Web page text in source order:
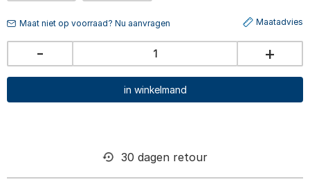
Maat niet op voorraad? Nu aanvragen Maatadvies
- +
in winkelmand
30 dagen retour